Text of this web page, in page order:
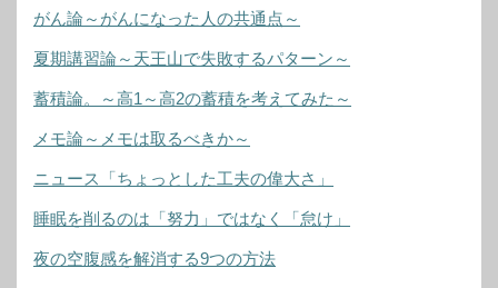
がん論～がんになった人の共通点～
夏期講習論～天王山で失敗するパターン～
蓄積論。～高1～高2の蓄積を考えてみた～
メモ論～メモは取るべきか～
ニュース「ちょっとした工夫の偉大さ」
睡眠を削るのは「努力」ではなく「怠け」
夜の空腹感を解消する9つの方法